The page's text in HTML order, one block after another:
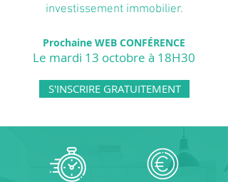
investissement immobilier.
Prochaine WEB CONFÉRENCE
Le mardi 13 octobre à 18H30
S'INSCRIRE GRATUITEMENT